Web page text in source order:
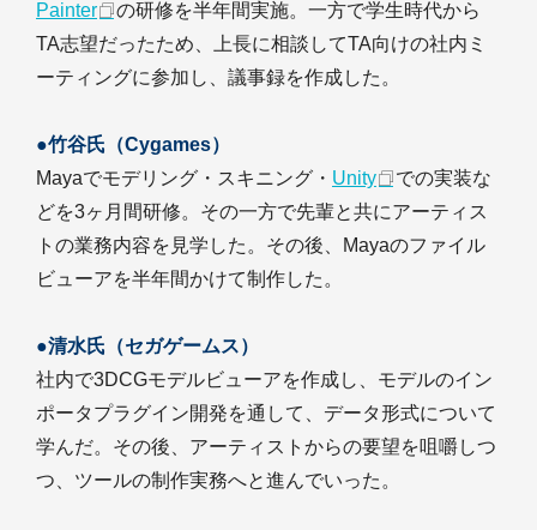
Painter
の研修を半年間実施。一方で学生時代から
TA志望だったため、上長に相談してTA向けの社内ミ
ーティングに参加し、議事録を作成した。
●竹谷氏（Cygames）
Mayaでモデリング・スキニング・ Unity
での実装な
どを3ヶ月間研修。その一方で先輩と共にアーティス
トの業務内容を見学した。その後、Mayaのファイル
ビューアを半年間かけて制作した。
●清水氏（セガゲームス）
社内で3DCGモデルビューアを作成し、モデルのイン
ポータプラグイン開発を通して、データ形式について
学んだ。その後、アーティストからの要望を咀嚼しつ
つ、ツールの制作実務へと進んでいった。